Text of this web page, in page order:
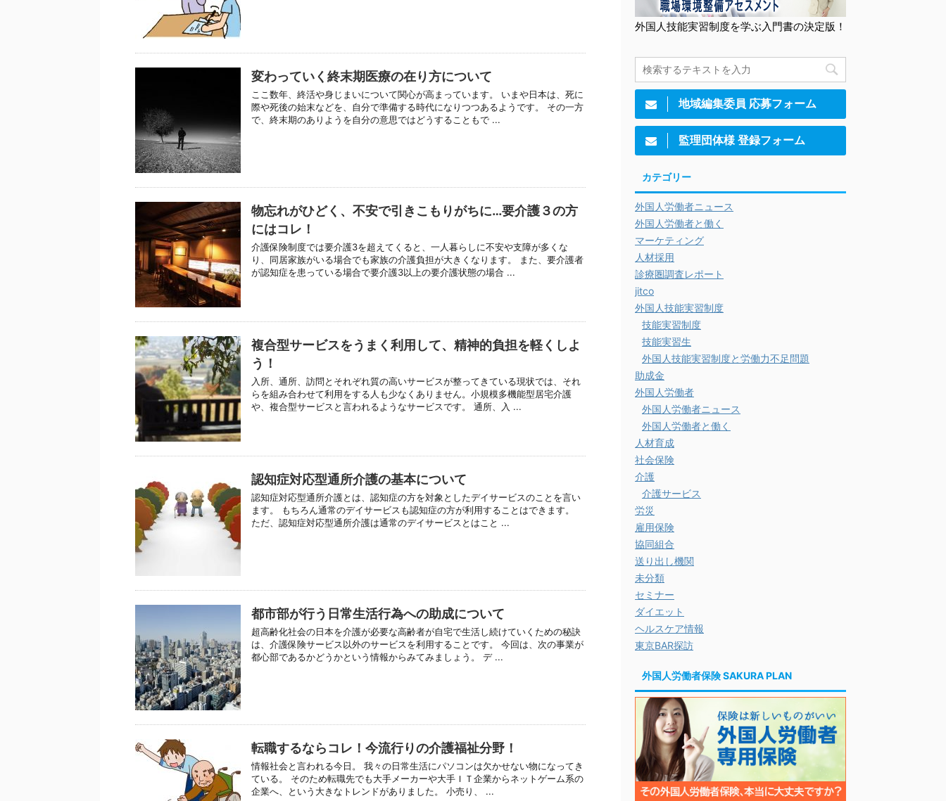
変わっていく終末期医療の在り方について
ここ数年、終活や身じまいについて関心が高まっています。 いまや日本は、死に
際や死後の始末などを、自分で準備する時代になりつつあるようです。 その一方
で、終末期のありようを自分の意思ではどうすることもで ...
物忘れがひどく、不安で引きこもりがちに…要介護３の方
にはコレ！
介護保険制度では要介護3を超えてくると、一人暮らしに不安や支障が多くな
り、同居家族がいる場合でも家族の介護負担が大きくなります。 また、要介護者
が認知症を患っている場合で要介護3以上の要介護状態の場合 ...
複合型サービスをうまく利用して、精神的負担を軽くしよ
う！
入所、通所、訪問とそれぞれ質の高いサービスが整ってきている現状では、それ
らを組み合わせて利用をする人も少なくありません。小規模多機能型居宅介護
や、複合型サービスと言われるようなサービスです。 通所、入 ...
認知症対応型通所介護の基本について
認知症対応型通所介護とは、認知症の方を対象としたデイサービスのことを言い
ます。 もちろん通常のデイサービスも認知症の方が利用することはできます。
ただ、認知症対応型通所介護は通常のデイサービスとはこと ...
都市部が行う日常生活行為への助成について
超高齢化社会の日本を介護が必要な高齢者が自宅で生活し続けていくための秘訣
は、介護保険サービス以外のサービスを利用することです。 今回は、次の事業が
都心部であるかどうかという情報からみてみましょう。 デ ...
転職するならコレ！今流行りの介護福祉分野！
情報社会と言われる今日。 我々の日常生活にパソコンは欠かせない物になってき
ている。 そのため転職先でも大手メーカーや大手ＩＴ企業からネットゲーム系の
企業へ、という大きなトレンドがありました。 小売り、 ...
外国人技能実習制度を学ぶ入門書の決定版！
地域編集委員 応募フォーム
監理団体様 登録フォーム
カテゴリー
外国人労働者ニュース
外国人労働者と働く
マーケティング
人材採用
診療圏調査レポート
jitco
外国人技能実習制度
技能実習制度
技能実習生
外国人技能実習制度と労働力不足問題
助成金
外国人労働者
外国人労働者ニュース
外国人労働者と働く
人材育成
社会保険
介護
介護サービス
労災
雇用保険
協同組合
送り出し機関
未分類
セミナー
ダイエット
ヘルスケア情報
東京BAR探訪
外国人労働者保険 SAKURA PLAN